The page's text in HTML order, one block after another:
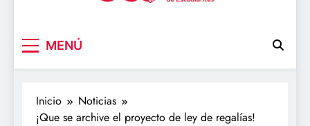
MENÚ
Inicio
Noticias
¡Que se archive el proyecto de ley de regalías!